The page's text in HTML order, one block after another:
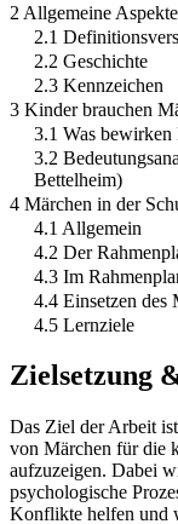
2 Allgemeine
2.1
2.2 Geschichte
2.3 Kennzeichen
3 Kinder brauchen
3.1 Was
3.2
Bettelheim)
4 Märchen in der
4.1 Allgemein
4.2 Der
4.3 Im
4.4 Einsetzen des
4.5 Lernziele
Zielsetzung
Das Ziel der Arbeit
von Märchen für die
aufzuzeigen. Dabei
psychologische
Konflikte helfen und